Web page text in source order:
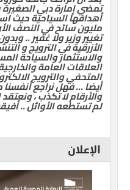
تمضي إمارة دبي
تغيير وزير ولا غفير ..
الأزرقية في الترويج و
والاستثمار والسياحة
العلاقات العامة
المتحفي والترويج
أيضا … فهل نراجع
والأرقام لا تكذب ،
لم تستطعه الأوائل ..
الإعلان